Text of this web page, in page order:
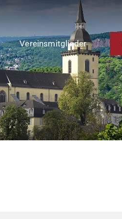
Vereinsmitglieder